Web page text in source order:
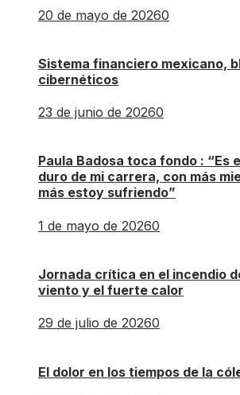
20 de mayo de 20260
Sistema financiero mexicano,
cibernéticos
23 de junio de 20260
Paula Badosa toca fondo : “Es
duro de mi carrera, con más
más estoy sufriendo”
1 de mayo de 20260
Jornada crítica en el incendio
viento y el fuerte calor
29 de julio de 20260
El dolor en los tiempos de la